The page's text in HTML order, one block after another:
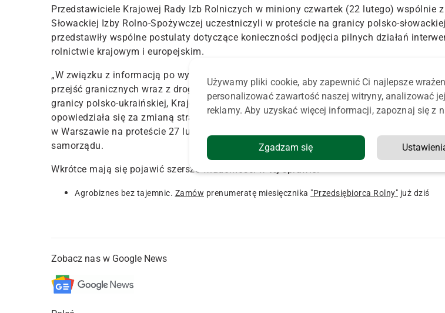
Przedstawiciele Krajowej Rady Izb Rolniczych w miniony czwartek (22 lutego) wspólnie
Słowackiej Izby Rolno-Spożywczej uczestniczyli w proteście na granicy polsko-
przedstawiły wspólne postulaty dotyczące konieczności podjęcia pilnych działań
rolnictwie krajowym i europejskim.
„W związku z informacją po wystąpieniu Premiera Donalda Tuska odnośnie objęcia
przejść granicznych wraz z drogami dojazdowymi i torami kolejowymi, a także
granicy polsko-ukraińskiej, Krajowa Rada Izb Rolniczych na dzisiejszym (22 lutego –
opowiedziała się za zmianą strategii protestacyjnej rolników
. W związku z tym drodzy
w Warszawie na proteście 27 lutego pod flagą białą-czerwoną” – czytamy w komunikacie
samorządu.
Wkrótce mają się pojawić szersze wiadomości w tej sprawie.
Agrobiznes bez tajemnic. Zamów prenumeratę miesięcznika "Przedsiębiorca Rolny" już dziś
Zobacz nas w Google News
Używamy pliki cookie, aby zapewnić Ci najlepsze
personalizować zawartość naszej witryny, analizować
reklamy. Aby uzyskać więcej informacji, zapoznaj się z
Zgadzam się